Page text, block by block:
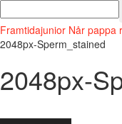
Framtidajunior Når pappa
2048px-Sperm_stained
2048px-